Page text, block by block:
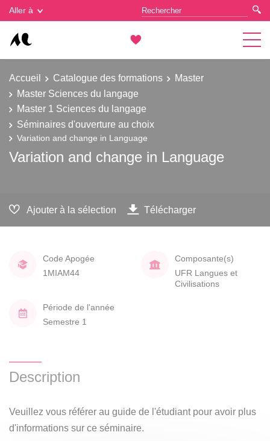
Aller à
Accueil Catalogue des formations
Master
Master Sciences du langage
Master 1 Sciences du langage
Séminaires d'ouverture au choix
Variation and change in Language
Variation and change in Language
Ajouter à la sélection Télécharger
Code Apogée
1MIAM44
Composante(s)
UFR Langues et
Civilisations
Période de l'année
Semestre 1
Description
Veuillez vous référer au guide de l'étudiant pour avoir plus
d'informations sur ce séminaire.
Gestion des cookies